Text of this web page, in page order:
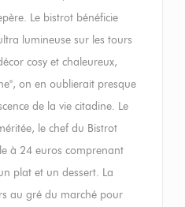
Le bistrot bénéficie
lumineuse sur les tours
cosy et chaleureux,
on en oublierait presque
de la vie citadine. Le
le chef du Bistrot
à 24 euros comprenant
plat et un dessert. La
au gré du marché pour